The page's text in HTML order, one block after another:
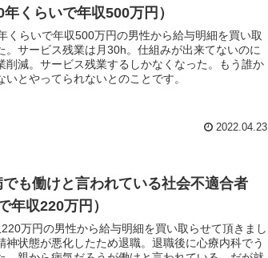
くらいで年収500万円）
くらいで年収500万円の男性から給与明細を買い取
。サービス残業は月30h。仕組みが出来てないのに
削減。サービス残業するしかなくなった。もう誰か
いとやってられないとのことです。
2022.04.23
も働けと言われている社会不適合者
年収220万円）
万円の男性から給与明細を買い取らせて頂きまし
神状態が悪化したため退職。退職後に心療内科でう